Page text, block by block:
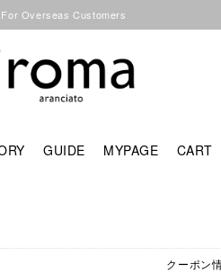
For Overseas Customers
GUIDE MYPAGE CART
クーポン